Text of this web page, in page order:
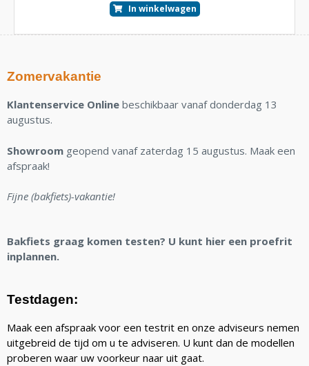
In winkelwagen
Zomervakantie
Klantenservice Online beschikbaar vanaf donderdag 13
augustus.
Showroom geopend vanaf zaterdag 15 augustus. Maak een
afspraak!
Fijne (bakfiets)-vakantie!
Bakfiets graag komen testen? U kunt hier een proefrit
inplannen.
Testdagen:
Maak een afspraak voor een testrit en onze adviseurs nemen
uitgebreid de tijd om u te adviseren. U kunt dan de modellen
proberen waar uw voorkeur naar uit gaat.